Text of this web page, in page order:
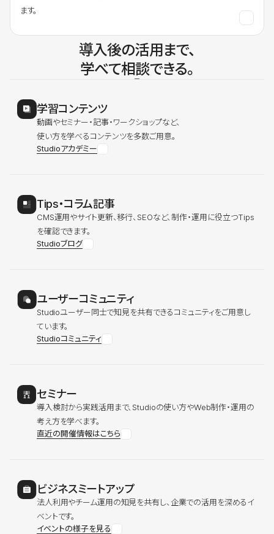
ます。
導入後の活用まで、
学べて相談できる。
学習コンテンツ
動画やセミナー・記事・ワークショップなど、
使い方を学べるコンテンツを多数ご用意。
Studioアカデミー
Tips・コラム記事
CMS運用やサイト更新、移行、SEOなど、制作・運用に役立つTips
を確認できます。
Studioブログ
ユーザーコミュニティ
Studioユーザー同士で知見を共有できるコミュニティをご用意し
ています。
Studioコミュニティ
セミナー
導入検討から実践活用まで、Studioの使い方やWeb制作・運用の
考え方を学べます。
直近の開催情報はこちら
ビジネスミートアップ
法人利用やチーム運用の知見を共有し、企業での活用を深めるイ
ベントです。
イベントの様子を見る